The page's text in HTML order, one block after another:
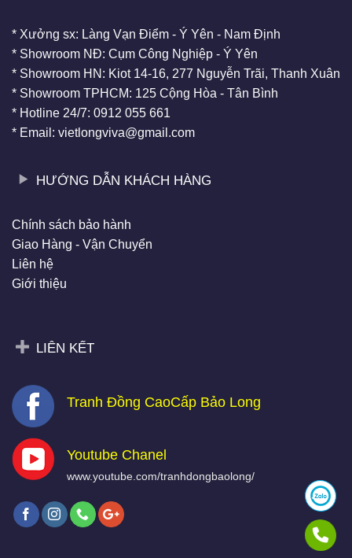
* Xưởng sx: Làng Vạn Điểm - Ý Yên - Nam Định
* Showroom NĐ: Cụm Công Nghiệp - Ý Yên
* Showroom HN: Kiot 14-16, 277 Nguyễn Trãi, Thanh Xuân
* Showroom TPHCM: 125 Cộng Hòa - Tân Bình
* Hotline 24/7: 0912 055 661
* Email: vietlongviva@gmail.com
HƯỚNG DẪN KHÁCH HÀNG
Chính sách bảo hành
Giao Hàng - Vận Chuyển
Liên hệ
Giới thiệu
LIÊN KẾT
Tranh Đồng CaoCấp Bảo Long
Youtube Chanel
www.youtube.com/tranhdongbaolong/